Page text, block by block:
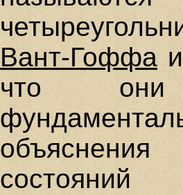
Вант-Гоффа
что они